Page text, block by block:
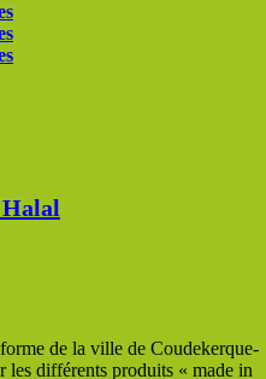
de la ville de Coudekerque-
les différents produits « made in